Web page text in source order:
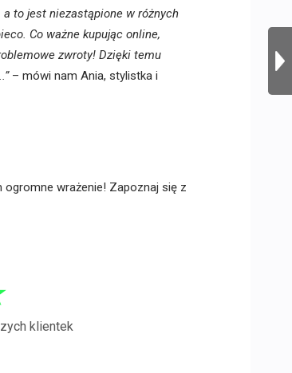
to jest niezastąpione w różnych
Co ważne kupując online,
zwroty! Dzięki temu
– mówi nam Ania, stylistka i
wrażenie! Zapoznaj się z
klientek